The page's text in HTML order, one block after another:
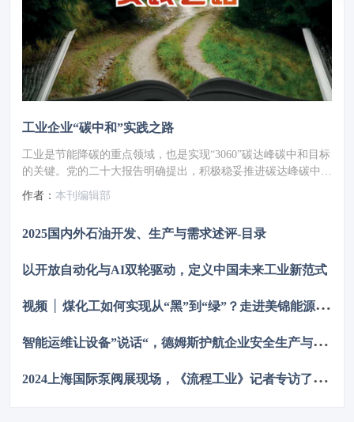
工业企业“碳中和”实践之路
工业是节能降碳的重点领域，也是实现“3060”碳达峰碳中和目标
的关键。党的二十大报告明确提出，积极稳妥推进碳达峰碳中
和，推进降碳、减污、扩绿、增长，完善能源消耗总量和强度调
控，重点控制化石能源消费，逐步转向碳排放总量和强度“双
展方面的成就，了解当下的创新技术和应用，《流程工业》编辑
国内外优秀的工业企业分享观点和产业实践，为广大的流程工业
作者： 本刊编辑部
2025国内外石油开发、生产与需求述评-目录
以开放自动化与AI双轮驱动，定义中国未来工业新范式
视
频 │ 煤化工如何实现从“黑”到“绿”？走进美锦能源低碳发展标杆项目
智
能运维让设备”说话“，德姆斯护航企业安全生产与降本增效
2
024上海国际泵阀展现场，《流程工业》记者专访了中国善若泵业科技有限公司总经理 卢阳